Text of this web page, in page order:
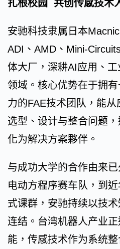
扎根校园 共创传感技术
安驰科技隶属日本
ADI、AMD、Mini-
体大厂，深耕AI应用、
领域。核心优势在于拥
力的FAE技术团队，能
选型、设计与整合问题
化为解决方案夥伴。
与成功大学的合作由来
电动方程序赛车队，到
式课群，安驰持续以技
连结。台湾机器人产业
能，传感技术作为系统